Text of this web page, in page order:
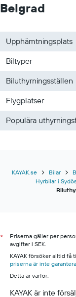
Belgrad
Upphämtningsplats
Biltyper
Biluthyrningsställen
Flygplatser
Populära
KAYAK.se Bilar
Hyrbilar i
*
Priserna gäller per
avgifter i SEK.
KAYAK försöker alltid
priserna är inte
Detta är varför:
KAYAK är inte